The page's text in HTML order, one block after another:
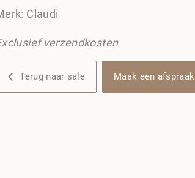
Claudi
verzendkosten
Terug naar sale Maak een afspraak